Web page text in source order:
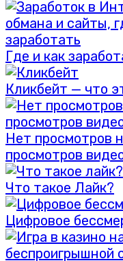
Где и как
Кликбейт — что
Нет просмотров
просмотров
Что такое Лайк?
Цифровое